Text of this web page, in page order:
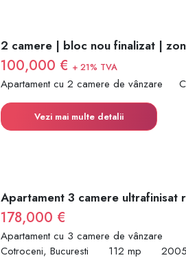
2 camere | bloc nou finalizat |
100,000 € + 21% TVA
Apartament cu 2 camere de vânzare
Vezi mai multe detalii
Apartament 3 camere ultrafinisat
178,000 €
Apartament cu 3 camere de vânzare
Cotroceni, Bucuresti
112 mp 2005